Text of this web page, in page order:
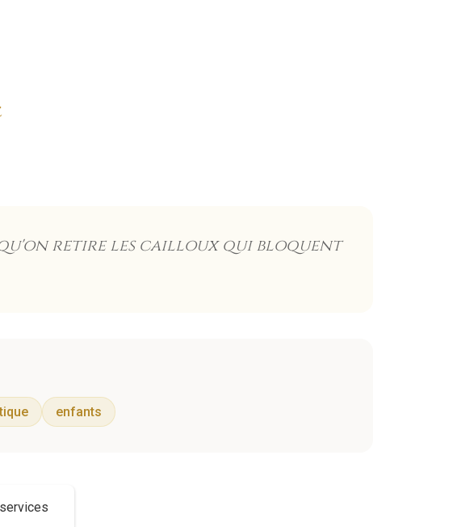
qu'on retire les cailloux qui bloquent
enfants